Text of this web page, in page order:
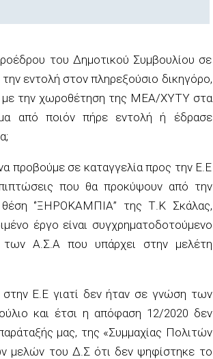
του Δημοτικού Συμβουλίου σε
εντολή στον πληρεξούσιο δικηγόρο,
με την χωροθέτηση της ΜΕΑ/ΧΥΤΥ στα
από ποιόν πήρε εντολή ή έδρασε
προβούμε σε καταγγελία προς την Ε.Ε
που θα προκύψουν από την
‘’ΞΗΡΟΚΑΜΠΙΑ’’ της Τ.Κ Σκάλας,
έργο είναι συγχρηματοδοτούμενο
των Α.Σ.Α που υπάρχει στην μελέτη
Ε.Ε γιατί δεν ήταν σε γνώση των
και έτσι η απόφαση 12/2020 δεν
μας, της «Συμμαχίας Πολιτών
μελών του Δ.Σ ότι δεν ψηφίστηκε το